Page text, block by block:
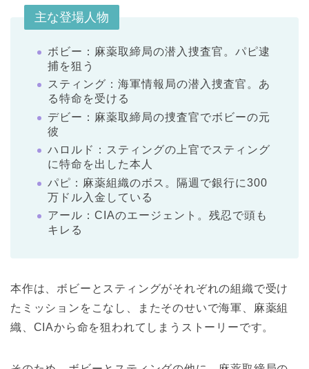
主な登場人物
ボビー：麻薬取締局の潜入捜査官。パピ逮
捕を狙う
スティング：海軍情報局の潜入捜査官。あ
る特命を受ける
デビー：麻薬取締局の捜査官でボビーの元
彼
ハロルド：スティングの上官でスティング
に特命を出した本人
パピ：麻薬組織のボス。隔週で銀行に300
万ドル入金している
アール：CIAのエージェント。残忍で頭も
キレる
本作は、ボビーとスティングがそれぞれの組織で受け
たミッションをこなし、またそのせいで海軍、麻薬組
織、CIAから命を狙われてしまうストーリーです。